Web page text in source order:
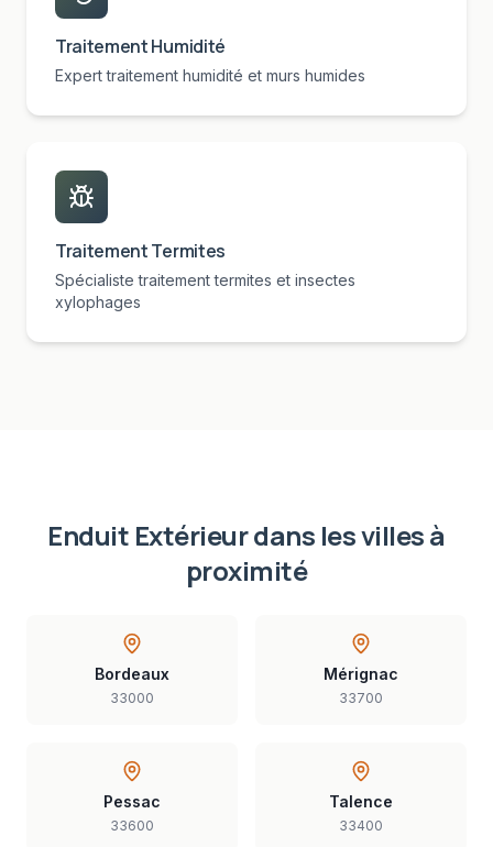
Traitement Humidité
Expert traitement humidité et murs humides
Traitement Termites
Spécialiste traitement termites et insectes
xylophages
Enduit Extérieurdans les villes à
proximité
Bordeaux
33000
Mérignac
33700
Pessac
33600
Talence
33400